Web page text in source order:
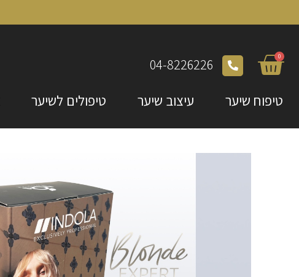
0
04-8226226
טיפוח שיער עיצוב שיער טיפולים לשיער